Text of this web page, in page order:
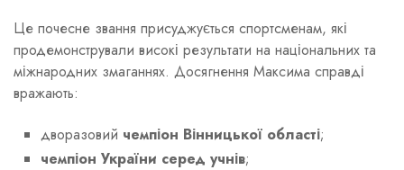
Це почесне звання присуджується спортсменам, які
продемонстрували високі результати на національних та
міжнародних змаганнях. Досягнення Максима справді
вражають:
дворазовий чемпіон Вінницької області;
чемпіон України серед учнів;